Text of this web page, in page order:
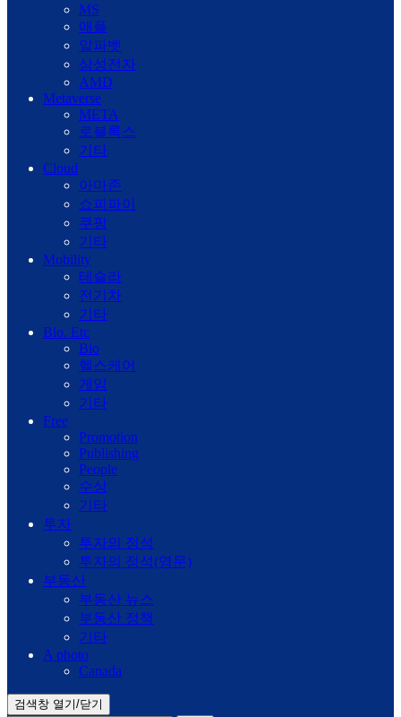
MS
애플
알파벳
삼성전자
AMD
Metaverse
META
로블록스
기타
Cloud
아마존
쇼피파이
쿠팡
기타
Mobility
테슬라
전기차
기타
Bio. Etc
Bio
헬스케어
게임
기타
Free
Promotion
Publishing
People
수상
기타
투자
투자의 정석
투자의 정석(영문)
부동산
부동산 뉴스
부동산 정책
기타
A photo
Canada
검색창 열기/닫기